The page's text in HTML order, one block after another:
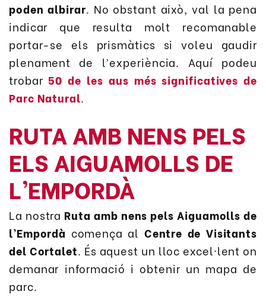
poden albirar. No obstant això, val la pena
indicar que resulta molt recomanable
portar-se els prismàtics si voleu gaudir
plenament de l’experiència. Aquí podeu
trobar50 de les aus més significatives de
Parc Natural.
RUTA AMB NENS PELS
ELS AIGUAMOLLS DE
L’EMPORDÀ
La nostra Ruta amb nens pels Aiguamolls de
l’Empordà comença al Centre de Visitants
del Cortalet. És aquest un lloc excel·lent on
demanar informació i obtenir un mapa de
parc.